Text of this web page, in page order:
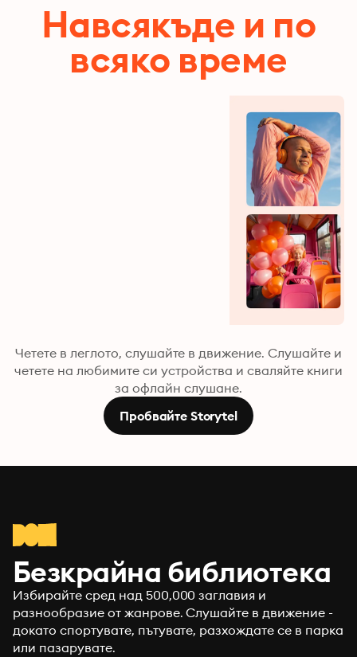
Навсякъде и по
всяко време
Четете в леглото, слушайте в движение. Слушайте и
четете на любимите си устройства и сваляйте книги
за офлайн слушане.
Пробвайте Storytel
Безкрайна библиотека
Избирайте сред над 500,000 заглавия и
разнообразие от жанрове. Слушайте в движение -
докато спортувате, пътувате, разхождате се в парка
или пазарувате.